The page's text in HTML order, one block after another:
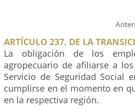
ARTÍCULO 237. DE LA
La obligación de los
agropecuario de afiliarse a
Servicio de Seguridad Social
cumplirse en el momento en
en la respectiva región.